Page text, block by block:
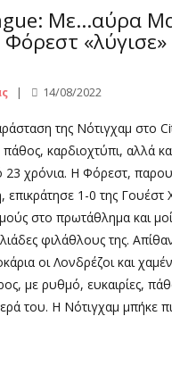
Με…αύρα
«λύγισε»
14/08/2022
της Νότιγχαμ στο
καρδιοχτύπι, αλλά
23 χρόνια. Η Φόρεστ,
επικράτησε 1-0 της Γουέστ
στο πρωτάθλημα και
φιλάθλους της.
οι Λονδρέζοι και
με ρυθμό, ευκαιρίες,
του. Η Νότιγχαμ μπήκε